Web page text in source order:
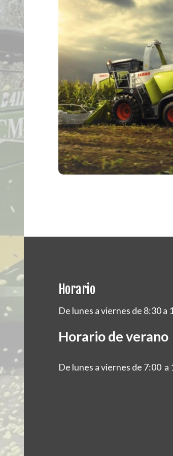
Horario
De lunes a viernes de 8:30 a
Horario de verano
De lunes a viernes de 7:00 a